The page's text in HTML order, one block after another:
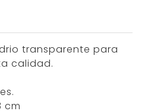
transparente para
calidad.
cm